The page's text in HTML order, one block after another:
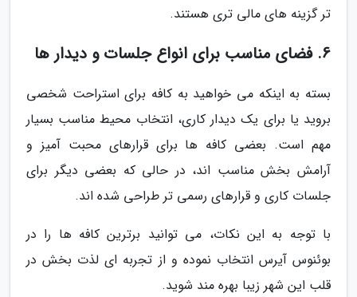
تر گزینه های مالی تری هستند.
6. فضای مناسب برای انواع جلسات و دیدار ها
بسته به اینکه می خواهید به کافه برای استراحت شخصی
بروید یا برای یک دیدار کاری، انتخاب محیط مناسب بسیار
مهم است. بعضی کافه ها برای قرارهای محبت آمیز و
آرامش بخش مناسب اند، در حالی که بعضی دیگر برای
جلسات کاری و قرارهای رسمی تر طراحی شده اند.
با توجه به این نکات، می توانید برترین کافه ها را در
بوئنوس آیرس انتخاب نموده و از تجربه ای لذت بخش در
قلب این شهر زیبا بهره مند شوید.